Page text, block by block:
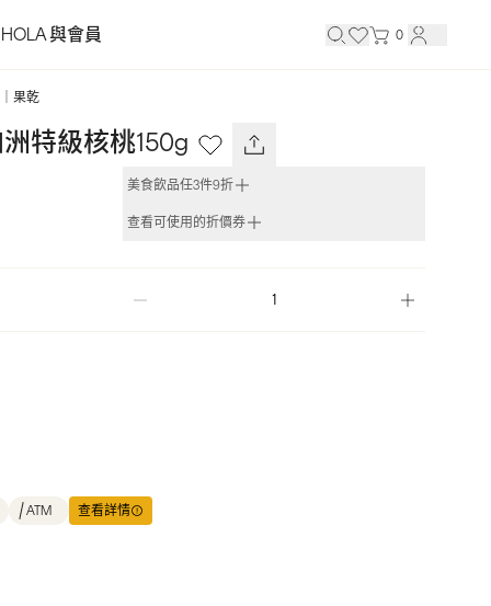
HOLA 與會員 0
果乾
特級核桃150g
美食飲品任3件9折
查看可使用的折價券
ATM 查看詳情